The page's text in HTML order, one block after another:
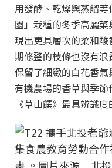
用發酵、乾燥與蒸餾
園」栽種的冬季高麗
現出更具層次的柔和
期修整的枝條也沒有浪
保留了細緻的白花香
有機農場的香草與季
《草山饌》最具辨識度